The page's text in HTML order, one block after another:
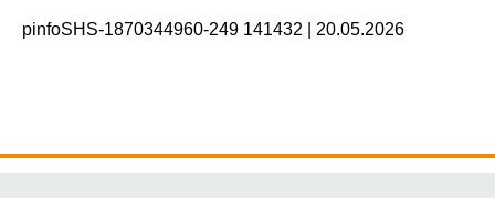
pinfoSHS-1870344960-249 141432 20.05.2026